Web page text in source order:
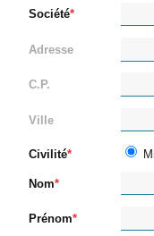
Société
Adresse
C.P.
Ville
Civilité
Nom
Prénom